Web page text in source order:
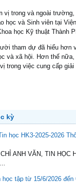
trong và ngoài
học và Sinh viên tại
tham dự đã hiểu hơn
và xã hội. Hơn thế
việc cung cấp giải
kỳ
ANH VĂN, TIN HỌC